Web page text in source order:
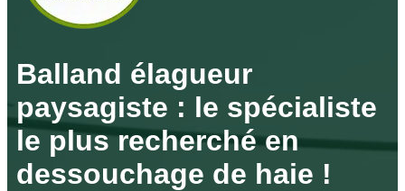
Balland élagueur
paysagiste : le spécialiste
le plus recherché en
dessouchage de haie !